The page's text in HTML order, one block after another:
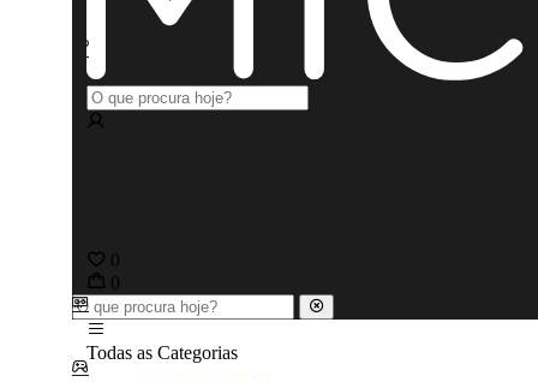
0
0
Todas as Categorias